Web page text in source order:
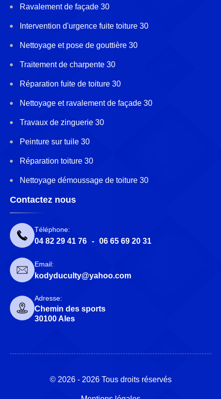
Ravalement de façade 30
Intervention d'urgence fuite toiture 30
Nettoyage et pose de gouttière 30
Traitement de charpente 30
Réparation fuite de toiture 30
Nettoyage et ravalement de façade 30
Travaux de zinguerie 30
Peinture sur tuile 30
Réparation toiture 30
Nettoyage démoussage de toiture 30
Contactez nous
Téléphone:
04 82 29 41 76 - 06 65 69 20 31
Email:
kodyduculty@yahoo.com
Adresse:
Chemin des sports
30100 Ales
© 2026 - 2026 Tous droits réservés